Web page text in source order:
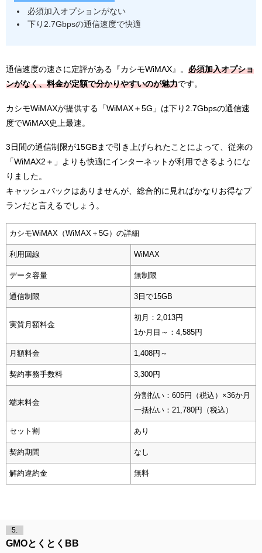
必須加入オプションがない
下り2.7Gbpsの通信速度で快適
通信速度の速さに定評がある『カシモWiMAX』。 必須加入オプショ
ンがなく、料金が定額で分かりやすいのが魅力です。
カシモWiMAXが提供する「WiMAX＋5G」は下り2.7Gbpsの通信速
度でWiMAX史上最速。
3日間の通信制限が15GBまで引き上げられたことによって、従来の
「WiMAX2＋」よりも快適にインターネットが利用できるようにな
りました。
キャッシュバックはありませんが、総合的に見ればかなりお得なプ
ランだと言えるでしょう。
カシモWiMAX（WiMAX＋5G）の詳細
利用回線 WiMAX
データ容量 無制限
通信制限 3日で15GB
実質月額料金
初月：2,013円
1か月目～：4,585円
月額料金 1,408円～
契約事務手数料 3,300円
端末料金
分割払い：605円（税込）×36か月
一括払い：21,780円（税込）
セット割 あり
契約期間 なし
解約違約金 無料
5.
GMOとくとくBB